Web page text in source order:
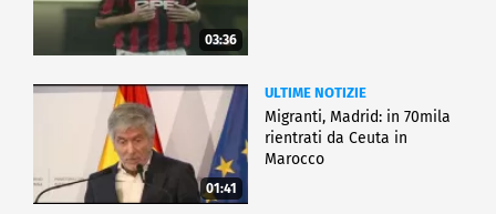
03:36
01:41
ULTIME NOTIZIE
Migranti, Madrid: in 70mila
rientrati da Ceuta in
Marocco